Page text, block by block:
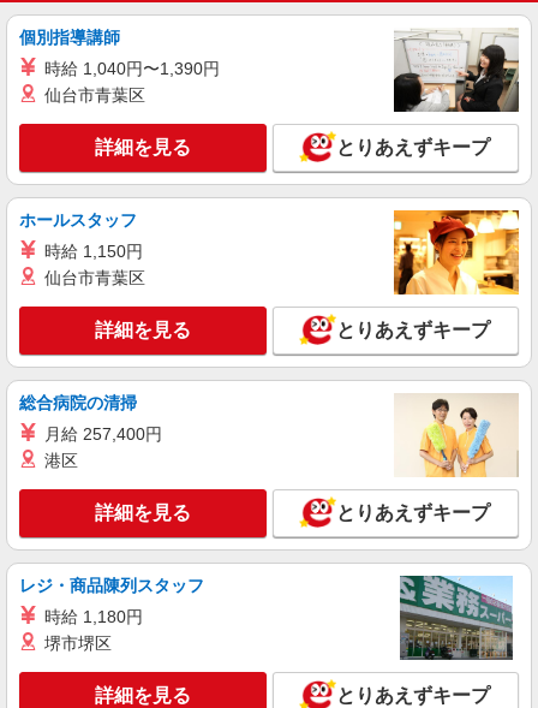
月収例：26万円（残業10時間：17,460円含） ※み
なし残業時間超過分は別途支給 ※管理栄養士手
当：25,000円 ※交通費全額支給（規定あり） ※給
与は経験・能力により考慮 ※賞与年2回（業績・
成績により変動） ※入社後3ヶ月は契約社員（条
件変更なし）
小西病院 (大阪府豊中市曽根東町2-9-14）
キープ 詳細を見る
派遣社員 紹介予定派遣
ベルサンテ株式会社 大阪本社
栄養士/幼稚園給食室 週3日〜 15:30まで
【時給】1,300円〜＋交通費別途全額支給
大阪府 豊中市にある私立幼稚園
詳細を見る
業所一括面談(対面) 1日：10,000円〜14,716円 ・
個別訪問(対面) 1件：4,286円〜5,239円 ・遠隔面
談 1件：1,500〜1,691円 ・電話支援 1件：
1,000円〜1,429円 ・ICTメール支援 1件：500円
※上記金額に消費税を加えた金額をお支払いいた
します ※交通費・電話代は弊社負担。その他、支
援内容により細則あり。
キープ 詳細を見る
パート
株式会社アルス 豊中サテライト
介護老人保健施設内厨房での調理師または栄養
有資格者：時給1,500円〜 資格なし：時給
個別指導講師
時給 1,040円〜1,390円
仙台市青葉区
詳細を見る とりあえずキープ
ホールスタッフ
時給 1,150円
仙台市青葉区
詳細を見る とりあえずキープ
総合病院の清掃
月給 257,400円
港区
詳細を見る とりあえずキープ
レジ・商品陳列スタッフ
時給 1,180円
堺市堺区
詳細を見る とりあえずキープ